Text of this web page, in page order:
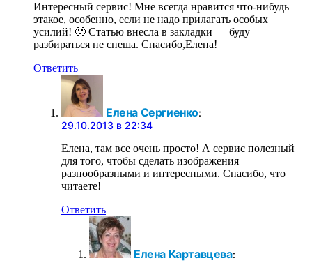
Интересный сервис! Мне всегда нравится что-нибудь
этакое, особенно, если не надо прилагать особых
усилий! 🙂 Статью внесла в закладки — буду
разбираться не спеша. Спасибо,Елена!
Ответить
Елена Сергиенко:
29.10.2013 в 22:34
Елена, там все очень просто! А сервис полезный
для того, чтобы сделать изображения
разнообразными и интересными. Спасибо, что
читаете!
Ответить
Елена Картавцева: